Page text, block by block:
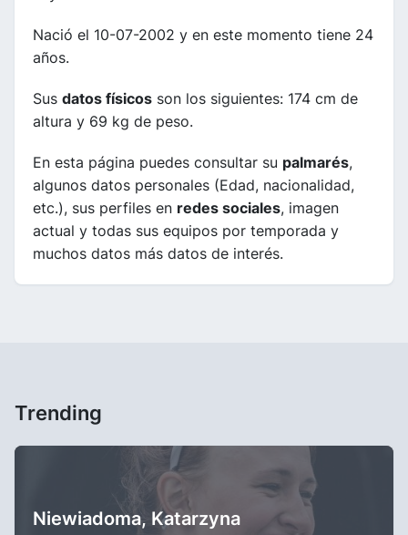
Nació el 10-07-2002 y en este momento tiene 24
años.
Sus datos físicos son los siguientes: 174 cm de
altura y 69 kg de peso.
En esta página puedes consultar su palmarés,
algunos datos personales (Edad, nacionalidad,
etc.), sus perfiles en redes sociales, imagen
actual y todas sus equipos por temporada y
muchos datos más datos de interés.
Trending
Niewiadoma, Katarzyna